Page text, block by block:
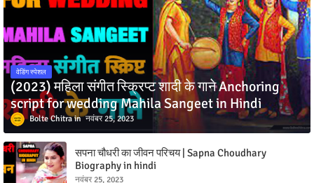
वेडिंग स्पेशल
(2023) महिला संगीत स्क्रिप्ट शादी के गाने Anchoring
script for wedding Mahila Sangeet in Hindi
Bolte Chitra नवंबर 25, 2023
सपना चौधरी का जीवन परिचय | Sapna Choudhary
Biography in hindi
नवंबर 25, 2023